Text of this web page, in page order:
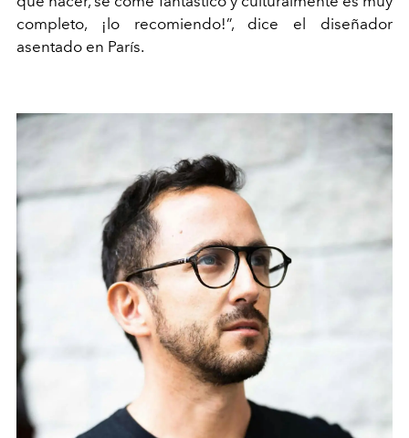
completo, ¡lo recomiendo!”, dice el diseñador
asentado en París.